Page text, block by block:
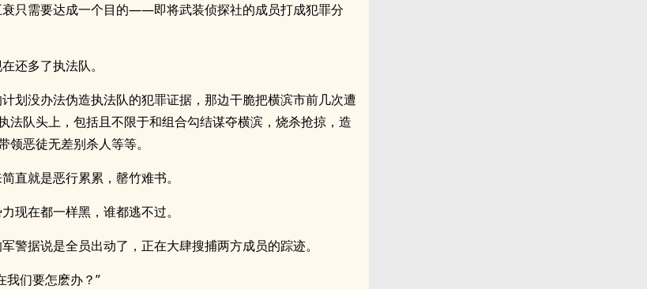
只需要达成一个目的——即将武装侦探社的成员打成犯罪分
还多了执法队。
划没办法伪造执法队的犯罪证据，那边干脆把横滨市前几次遭
法队头上，包括且不限于和组合勾结谋夺横滨，烧杀抢掠，造
领恶徒无差别杀人等等。
直就是恶行累累，罄竹难书。
现在都一样黑，谁都逃不过。
警据说是全员出动了，正在大肆搜捕两方成员的踪迹。
我们要怎麽办？”